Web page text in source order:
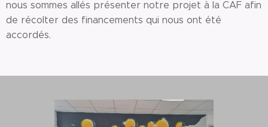
nous sommes allés présenter notre projet à la CAF afin
de récolter des financements qui nous ont été
accordés.